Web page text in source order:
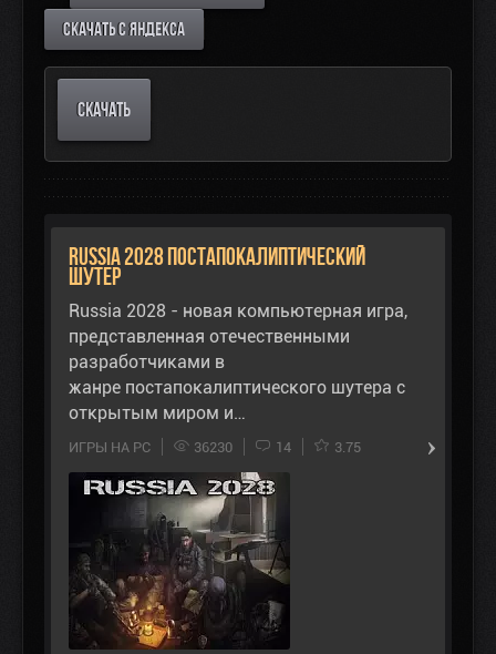
СКАЧАТЬ С ЯНДЕКСА
СКАЧАТЬ
Russia 2028 Постапокалиптический
шутер
Russia 2028 - новая компьютерная игра,
представленная отечественными
разработчиками в
жанре постапокалиптического шутера с
открытым миром и…
ИГРЫ НА PC 36230 14 3.75